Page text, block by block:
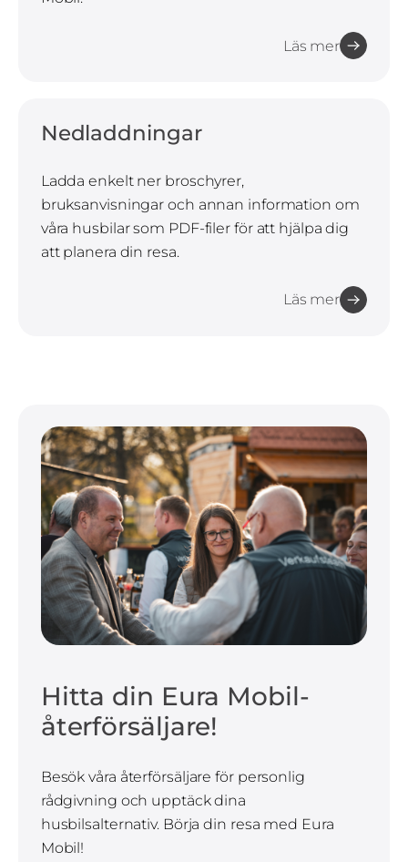
Läs mer
Nedladdningar
Ladda enkelt ner broschyrer,
bruksanvisningar och annan information om
våra husbilar som PDF-filer för att hjälpa dig
att planera din resa.
Läs mer
Hitta din Eura Mobil-
återförsäljare!
Besök våra återförsäljare för personlig
rådgivning och upptäck dina
husbilsalternativ. Börja din resa med Eura
Mobil!